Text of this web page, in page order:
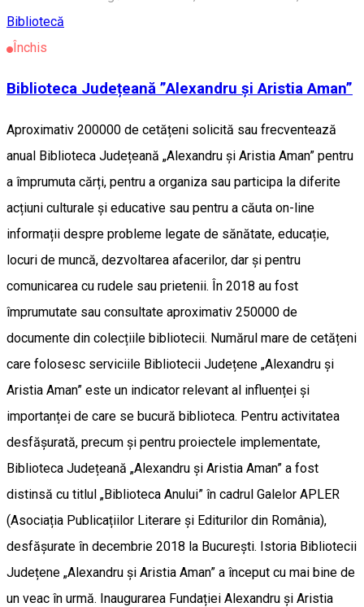
Bibliotecă
Închis
Biblioteca Județeană ”Alexandru și Aristia Aman”
Aproximativ 200000 de cetățeni solicită sau frecventează
anual Biblioteca Județeană „Alexandru și Aristia Aman” pentru
a împrumuta cărți, pentru a organiza sau participa la diferite
acțiuni culturale și educative sau pentru a căuta on-line
informații despre probleme legate de sănătate, educație,
locuri de muncă, dezvoltarea afacerilor, dar și pentru
comunicarea cu rudele sau prietenii. În 2018 au fost
împrumutate sau consultate aproximativ 250000 de
documente din colecțiile bibliotecii. Numărul mare de cetățeni
care folosesc serviciile Bibliotecii Județene „Alexandru și
Aristia Aman” este un indicator relevant al influenței și
importanței de care se bucură biblioteca. Pentru activitatea
desfășurată, precum și pentru proiectele implementate,
Biblioteca Județeană „Alexandru și Aristia Aman” a fost
distinsă cu titlul „Biblioteca Anului” în cadrul Galelor APLER
(Asociația Publicațiilor Literare și Editurilor din România),
desfășurate în decembrie 2018 la București. Istoria Bibliotecii
Județene „Alexandru și Aristia Aman” a început cu mai bine de
un veac în urmă. Inaugurarea Fundației Alexandru și Aristia